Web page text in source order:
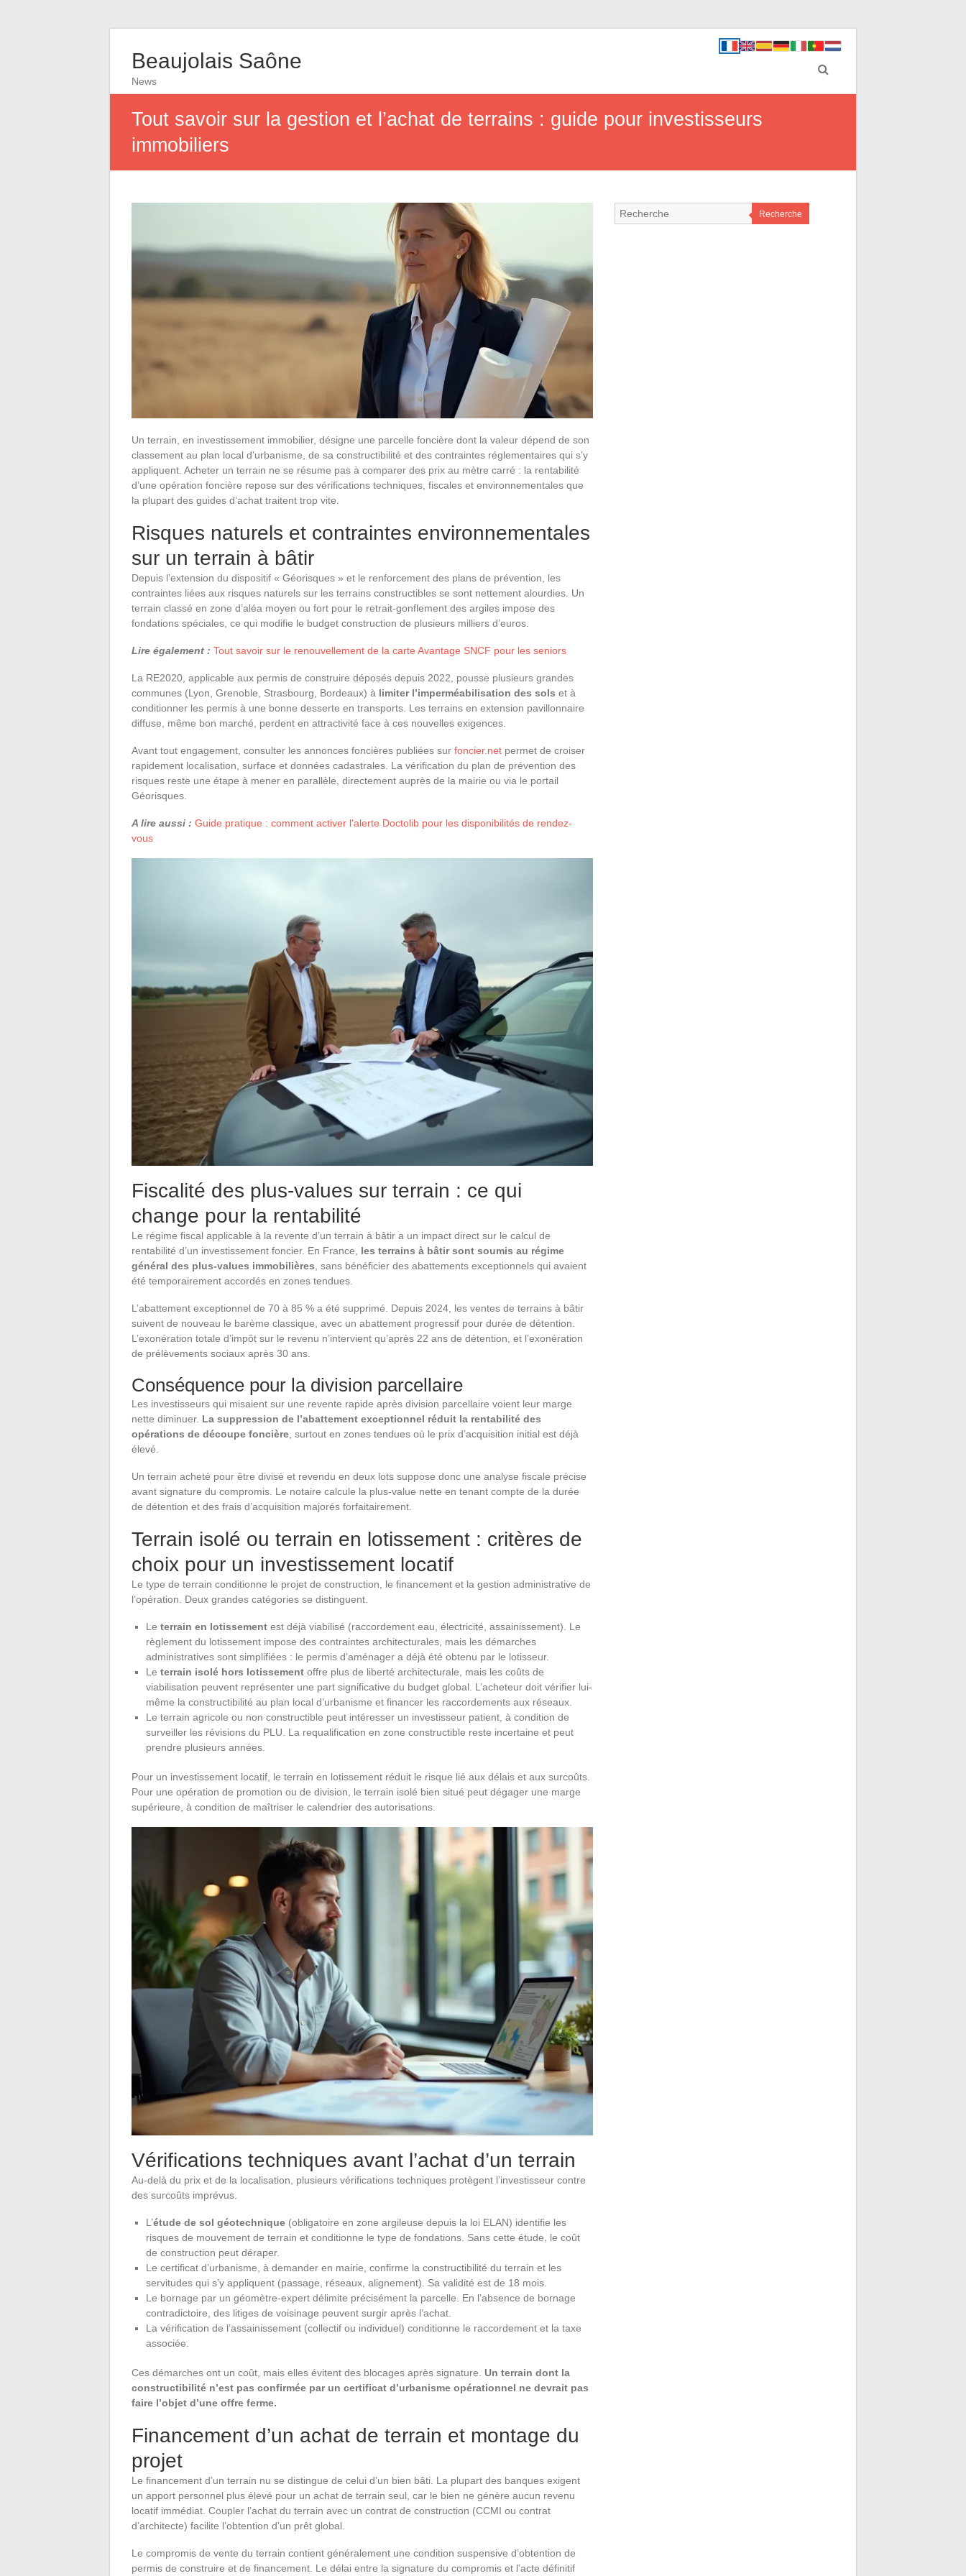
Beaujolais Saône
News
Tout savoir sur la gestion et l’achat de terrains : guide pour investisseurs
immobiliers
Un terrain, en investissement immobilier, désigne une parcelle foncière dont la valeur dépend de son
classement au plan local d’urbanisme, de sa constructibilité et des contraintes réglementaires qui s’y
appliquent. Acheter un terrain ne se résume pas à comparer des prix au mètre carré : la rentabilité
d’une opération foncière repose sur des vérifications techniques, fiscales et environnementales que
la plupart des guides d’achat traitent trop vite.
Risques naturels et contraintes environnementales
sur un terrain à bâtir
Depuis l’extension du dispositif « Géorisques » et le renforcement des plans de prévention, les
contraintes liées aux risques naturels sur les terrains constructibles se sont nettement alourdies. Un
terrain classé en zone d’aléa moyen ou fort pour le retrait-gonflement des argiles impose des
fondations spéciales, ce qui modifie le budget construction de plusieurs milliers d’euros.
Lire également : Tout savoir sur le renouvellement de la carte Avantage SNCF pour les seniors
La RE2020, applicable aux permis de construire déposés depuis 2022, pousse plusieurs grandes
communes (Lyon, Grenoble, Strasbourg, Bordeaux) à limiter l’imperméabilisation des sols et à
conditionner les permis à une bonne desserte en transports. Les terrains en extension pavillonnaire
diffuse, même bon marché, perdent en attractivité face à ces nouvelles exigences.
Avant tout engagement, consulter les annonces foncières publiées sur foncier.net permet de croiser
rapidement localisation, surface et données cadastrales. La vérification du plan de prévention des
risques reste une étape à mener en parallèle, directement auprès de la mairie ou via le portail
Géorisques.
A lire aussi : Guide pratique : comment activer l'alerte Doctolib pour les disponibilités de rendez-
vous
Fiscalité des plus-values sur terrain : ce qui
change pour la rentabilité
Le régime fiscal applicable à la revente d’un terrain à bâtir a un impact direct sur le calcul de
rentabilité d’un investissement foncier. En France, les terrains à bâtir sont soumis au régime
général des plus-values immobilières, sans bénéficier des abattements exceptionnels qui avaient
été temporairement accordés en zones tendues.
L’abattement exceptionnel de 70 à 85 % a été supprimé. Depuis 2024, les ventes de terrains à bâtir
suivent de nouveau le barème classique, avec un abattement progressif pour durée de détention.
L’exonération totale d’impôt sur le revenu n’intervient qu’après 22 ans de détention, et l’exonération
de prélèvements sociaux après 30 ans.
Conséquence pour la division parcellaire
Les investisseurs qui misaient sur une revente rapide après division parcellaire voient leur marge
nette diminuer. La suppression de l’abattement exceptionnel réduit la rentabilité des
opérations de découpe foncière, surtout en zones tendues où le prix d’acquisition initial est déjà
élevé.
Un terrain acheté pour être divisé et revendu en deux lots suppose donc une analyse fiscale précise
avant signature du compromis. Le notaire calcule la plus-value nette en tenant compte de la durée
de détention et des frais d’acquisition majorés forfaitairement.
Terrain isolé ou terrain en lotissement : critères de
choix pour un investissement locatif
Le type de terrain conditionne le projet de construction, le financement et la gestion administrative de
l’opération. Deux grandes catégories se distinguent.
Le terrain en lotissement est déjà viabilisé (raccordement eau, électricité, assainissement). Le
règlement du lotissement impose des contraintes architecturales, mais les démarches
administratives sont simplifiées : le permis d’aménager a déjà été obtenu par le lotisseur.
Le terrain isolé hors lotissement offre plus de liberté architecturale, mais les coûts de
viabilisation peuvent représenter une part significative du budget global. L’acheteur doit vérifier lui-
même la constructibilité au plan local d’urbanisme et financer les raccordements aux réseaux.
Le terrain agricole ou non constructible peut intéresser un investisseur patient, à condition de
surveiller les révisions du PLU. La requalification en zone constructible reste incertaine et peut
prendre plusieurs années.
Pour un investissement locatif, le terrain en lotissement réduit le risque lié aux délais et aux surcoûts.
Pour une opération de promotion ou de division, le terrain isolé bien situé peut dégager une marge
supérieure, à condition de maîtriser le calendrier des autorisations.
Vérifications techniques avant l’achat d’un terrain
Au-delà du prix et de la localisation, plusieurs vérifications techniques protègent l’investisseur contre
des surcoûts imprévus.
L’étude de sol géotechnique (obligatoire en zone argileuse depuis la loi ELAN) identifie les
risques de mouvement de terrain et conditionne le type de fondations. Sans cette étude, le coût
de construction peut déraper.
Le certificat d’urbanisme, à demander en mairie, confirme la constructibilité du terrain et les
servitudes qui s’y appliquent (passage, réseaux, alignement). Sa validité est de 18 mois.
Le bornage par un géomètre-expert délimite précisément la parcelle. En l’absence de bornage
contradictoire, des litiges de voisinage peuvent surgir après l’achat.
La vérification de l’assainissement (collectif ou individuel) conditionne le raccordement et la taxe
associée.
Ces démarches ont un coût, mais elles évitent des blocages après signature. Un terrain dont la
constructibilité n’est pas confirmée par un certificat d’urbanisme opérationnel ne devrait pas
faire l’objet d’une offre ferme.
Financement d’un achat de terrain et montage du
projet
Le financement d’un terrain nu se distingue de celui d’un bien bâti. La plupart des banques exigent
un apport personnel plus élevé pour un achat de terrain seul, car le bien ne génère aucun revenu
locatif immédiat. Coupler l’achat du terrain avec un contrat de construction (CCMI ou contrat
d’architecte) facilite l’obtention d’un prêt global.
Le compromis de vente du terrain contient généralement une condition suspensive d’obtention de
permis de construire et de financement. Le délai entre la signature du compromis et l’acte définitif
Recherche